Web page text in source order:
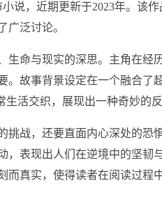
说，近期更新于2023年。该
广泛讨论。
命与现实的深思。主角在经
。故事背景设定在一个融合了
活交织，展现出一种奇妙的反
挑战，还要直面内心深处的恐
表现出人们在逆境中的坚韧
真实，使得读者在阅读过程